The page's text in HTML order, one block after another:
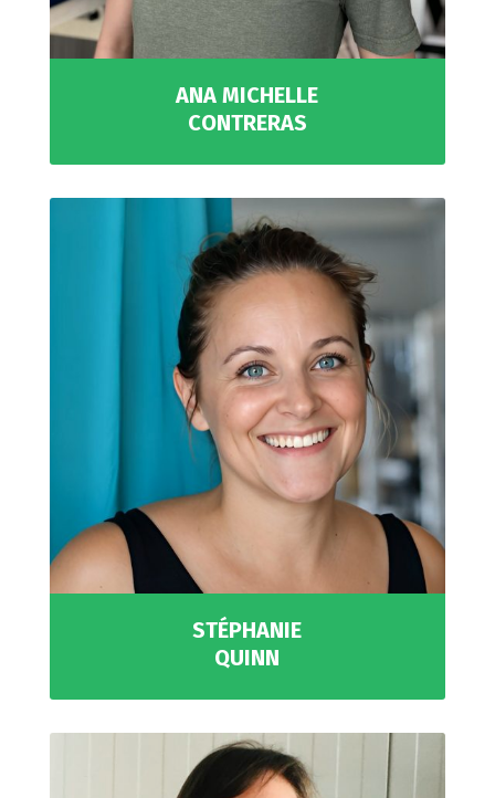
ANA MICHELLE
CONTRERAS
STÉPHANIE
QUINN